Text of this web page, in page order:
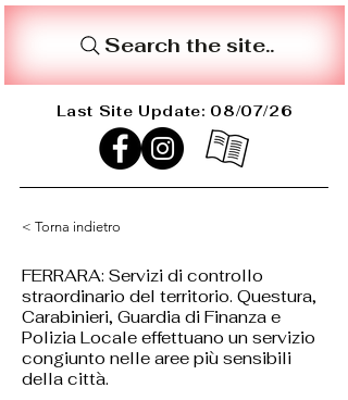
Search the site..
Last Site Update: 08/07/26
< Torna indietro
FERRARA: Servizi di controllo
straordinario del territorio. Questura,
Carabinieri, Guardia di Finanza e
Polizia Locale effettuano un servizio
congiunto nelle aree più sensibili
della città.